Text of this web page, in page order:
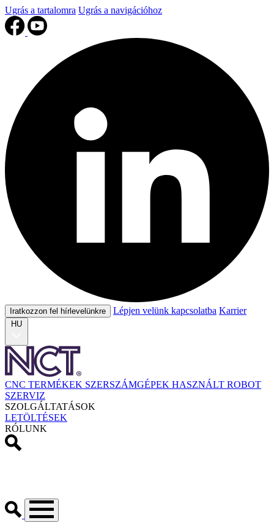
Ugrás a tartalomra Ugrás a navigációhoz
Iratkozzon fel hírlevelünkre Lépjen velünk kapcsolatba Karrier
HU
CNC TERMÉKEK SZERSZÁMGÉPEK HASZNÁLT ROBOT
SZERVIZ
SZOLGÁLTATÁSOK
LETÖLTÉSEK
RÓLUNK